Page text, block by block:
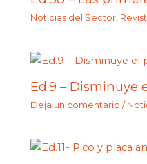
Noticias del Sector,
Ed.9 – Disminuye
Deja un comentario /